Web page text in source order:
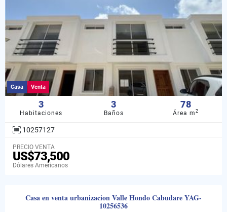
Casa Venta
3
Habitaciones
3
Baños
78
Área m2
10257127
PRECIO VENTA
US$73,500
Dólares Americanos
Casa en venta urbanizacion Valle Hondo Cabudare YAG-
10256536